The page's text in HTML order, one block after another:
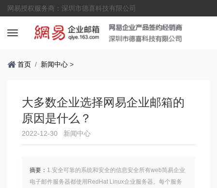
网易授权服务商：深圳市德喜科技有限公司
首页 新闻中心 >
大多数企业选择网易企业邮箱的
原因是什么？
2022-12-30 新闻中心
摘要： 1.安全可靠的系统和安全的信息安全所有web简易企业
电子邮件服务器都使用RedHat Linux企业服务器。每个服务